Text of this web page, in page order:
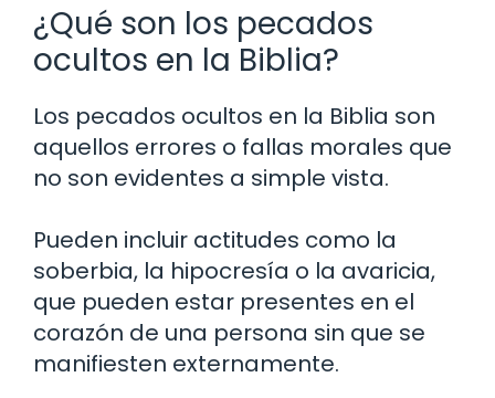
¿Qué son los pecados
ocultos en la Biblia?
Los pecados ocultos en la Biblia son
aquellos errores o fallas morales que
no son evidentes a simple vista.
Pueden incluir actitudes como la
soberbia, la hipocresía o la avaricia,
que pueden estar presentes en el
corazón de una persona sin que se
manifiesten externamente.